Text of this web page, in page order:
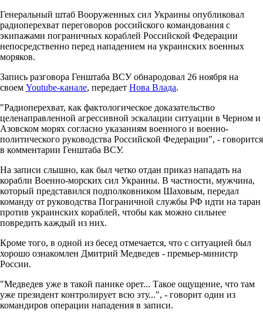
Генеральный штаб Вооруженных сил Украины опубликовал
радиоперехват переговоров российского командования с
экипажами пограничных кораблей Российской Федерации
непосредственно перед нападением на украинских военных
моряков.
Запись разговора Генштаба ВСУ обнародовал 26 ноября на
своем Youtube-канале, передает Нова Влада.
"Радиоперехват, как фактологическое доказательство
целенаправленной агрессивной эскалации ситуации в Черном и
Азовском морях согласно указаниям военного и военно-
политического руководства Российской Федерации", - говорится
в комментарии Генштаба ВСУ.
На записи слышно, как был четко отдан приказ нападать на
корабли Военно-морских сил Украины. В частности, мужчина,
который представился подполковником Шаховым, передал
команду от руководства Пограничной службы РФ идти на таран
против украинских кораблей, чтобы как можно сильнее
повредить каждый из них.
Кроме того, в одной из бесед отмечается, что с ситуацией был
хорошо ознакомлен Дмитрий Медведев - премьер-министр
России.
"Медведев уже в такой панике орет... Такое ощущение, что там
уже президент контролирует всю эту...", - говорит один из
командиров операции нападения в записи.